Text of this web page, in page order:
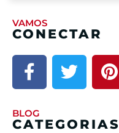
VAMOS
CONECTAR
BLOG
CATEGORIAS